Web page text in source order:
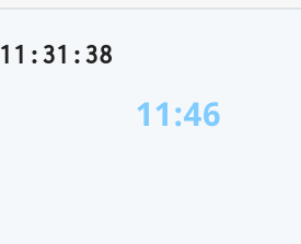
11:31:38
11:46